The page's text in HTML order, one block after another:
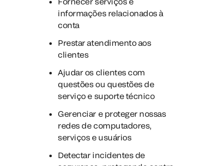
informações relacionados à
conta
Prestar atendimento aos
clientes
Ajudar os clientes com
questões ou questões de
serviço e suporte técnico
Gerenciar e proteger nossas
redes de computadores,
serviços e usuários
Detectar incidentes de